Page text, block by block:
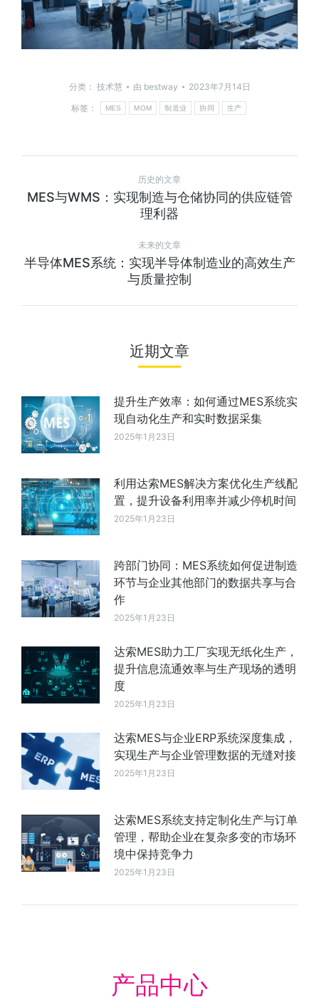
分类： 技术慧 由 bestway
2023年7月14日
标签：
MES MOM 制造业 协同 生产
历史的文章
MES与WMS：实现制造与仓储协同的供应链管
理利器
未来的文章
半导体MES系统：实现半导体制造业的高效生产
与质量控制
近期文章
提升生产效率：如何通过MES系统实
现自动化生产和实时数据采集
2025年1月23日
利用达索MES解决方案优化生产线配
置，提升设备利用率并减少停机时间
2025年1月23日
跨部门协同：MES系统如何促进制造
环节与企业其他部门的数据共享与合
作
2025年1月23日
达索MES助力工厂实现无纸化生产，
提升信息流通效率与生产现场的透明
度
2025年1月23日
达索MES与企业ERP系统深度集成，
实现生产与企业管理数据的无缝对接
2025年1月23日
达索MES系统支持定制化生产与订单
管理，帮助企业在复杂多变的市场环
境中保持竞争力
2025年1月23日
产品中心